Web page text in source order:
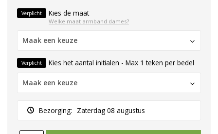
Verplicht Kies de maat
Welke maat armband dames?
Maak een keuze
Verplicht Kies het aantal initialen - Max 1 teken per bedel
Maak een keuze
Bezorging: Zaterdag 08 augustus